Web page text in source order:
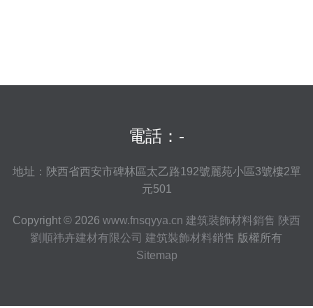
電話：-
地址：陜西省西安市碑林區太乙路192號麗苑小區3號樓2單
元501
Copyright © 2026 www.fnsqyya.cn 建筑裝飾材料銷售 陜西
劉順祎卉建材有限公司 建筑裝飾材料銷售 版權所有
Sitemap